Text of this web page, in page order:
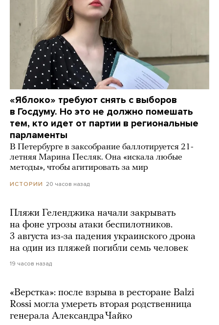
«Яблоко» требуют снять с выборов
в Госдуму. Но это не должно помешать
тем, кто идет от партии в региональные
парламенты
В Петербурге в заксобрание баллотируется 21-
летняя Марина Песляк. Она «искала любые
методы», чтобы агитировать за мир
ИСТОРИИ 20 часов назад
Пляжи Геленджика начали закрывать
на фоне угрозы атаки беспилотников.
3 августа из-за падения украинского дрона
на один из пляжей погибли семь человек
19 часов назад
«Верстка»: после взрыва в ресторане Balzi
Rossi могла умереть вторая родственница
генерала Александра Чайко